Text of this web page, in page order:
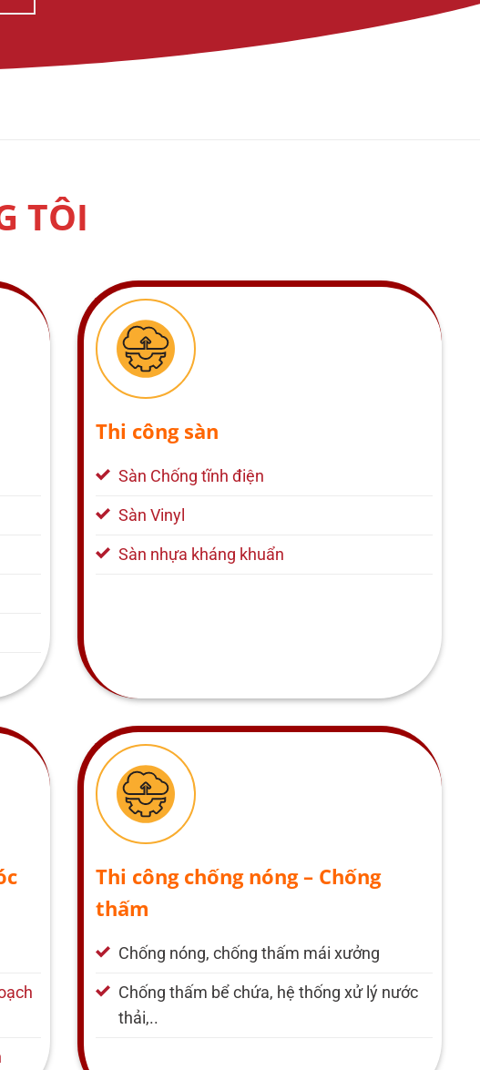
TÔI
Thi công sàn
Sàn Chống tĩnh điện
Sàn Vinyl
Sàn nhựa kháng khuẩn
Thi công chống nóng – Chống
thấm
Chống nóng, chống thấm mái xưởng
Chống thấm bể chứa, hệ thống xử lý nước
thải,..